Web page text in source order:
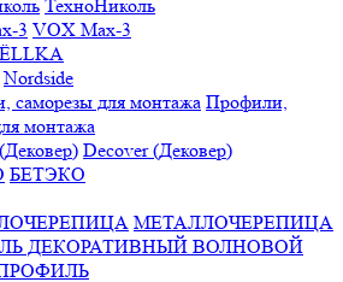
ТехноНиколь
VOX Max-3
ЁLLKA
Nordside
Профили,
монтажа
Decover (Дековер)
БЕТЭКО
МЕТАЛЛОЧЕРЕПИЦА